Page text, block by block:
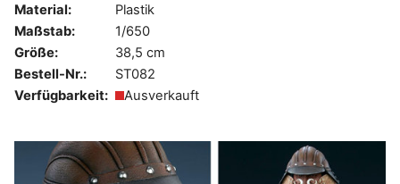
Material:
Plastik
Maßstab:
1/650
Größe:
38,5 cm
Bestell-Nr.:
ST082
Verfügbarkeit:
Ausverkauft